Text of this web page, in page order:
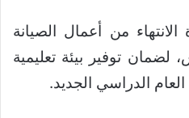
من أعمال الصيانة
لضمان توفير بيئة تعليمية
الدراسي الجديد.